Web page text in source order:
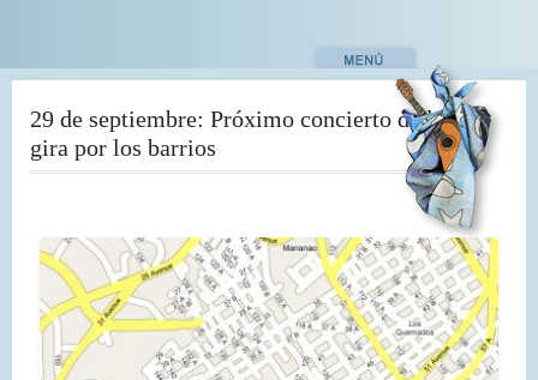
contenido
29 de septiembre: Próximo concierto de la
gira por los barrios